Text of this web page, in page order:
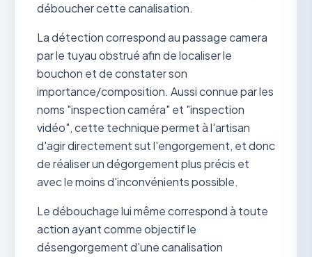
déboucher cette canalisation.
La détection correspond au passage camera
par le tuyau obstrué afin de localiser le
bouchon et de constater son
importance/composition. Aussi connue par les
noms "inspection caméra" et "inspection
vidéo", cette technique permet à l'artisan
d'agir directement sut l'engorgement, et donc
de réaliser un dégorgement plus précis et
avec le moins d'inconvénients possible.
Le débouchage lui même correspond à toute
action ayant comme objectif le
désengorgement d'une canalisation